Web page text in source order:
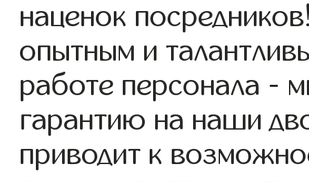
наценок
опытным и
работе персонала -
гарантию на наши
приводит к